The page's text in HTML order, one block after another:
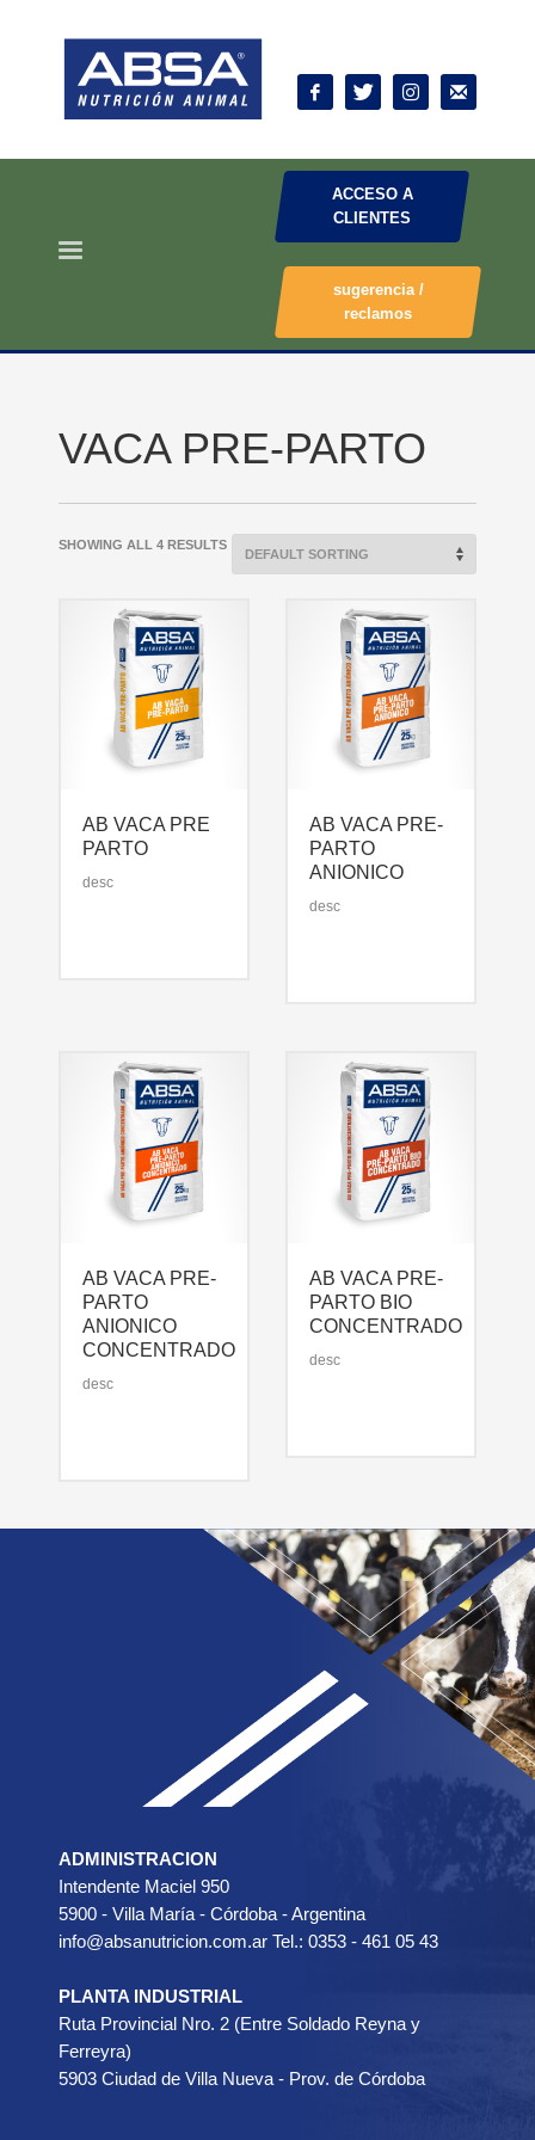
ACCESO A
CLIENTES
sugerencia /
reclamos
VACA PRE-PARTO
SHOWING ALL 4 RESULTS
AB VACA PRE
PARTO
desc
AB VACA PRE-
PARTO
ANIONICO
desc
AB VACA PRE-
PARTO
ANIONICO
CONCENTRADO
desc
AB VACA PRE-
PARTO BIO
CONCENTRADO
desc
ADMINISTRACION
Intendente Maciel 950
5900 - Villa María - Córdoba - Argentina
info@absanutricion.com.ar Tel.: 0353 - 461 05 43
PLANTA INDUSTRIAL
Ruta Provincial Nro. 2 (Entre Soldado Reyna y
Ferreyra)
5903 Ciudad de Villa Nueva - Prov. de Córdoba